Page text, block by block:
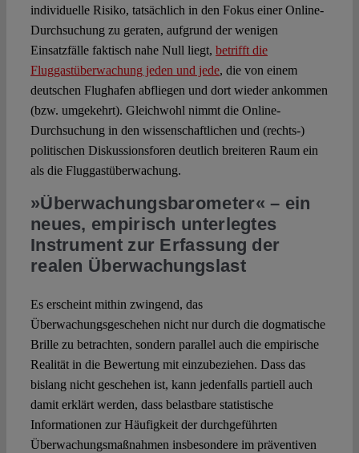
individuelle Risiko, tatsächlich in den Fokus einer Online-
Durchsuchung zu geraten, aufgrund der wenigen
Einsatzfälle faktisch nahe Null liegt, betrifft die
Fluggastüberwachung jeden und jede, die von einem
deutschen Flughafen abfliegen und dort wieder ankommen
(bzw. umgekehrt). Gleichwohl nimmt die Online-
Durchsuchung in den wissenschaftlichen und (rechts-)
politischen Diskussionsforen deutlich breiteren Raum ein
als die Fluggastüberwachung.
»Überwachungsbarometer« – ein
neues, empirisch unterlegtes
Instrument zur Erfassung der
realen Überwachungslast
Es erscheint mithin zwingend, das
Überwachungsgeschehen nicht nur durch die dogmatische
Brille zu betrachten, sondern parallel auch die empirische
Realität in die Bewertung mit einzubeziehen. Dass das
bislang nicht geschehen ist, kann jedenfalls partiell auch
damit erklärt werden, dass belastbare statistische
Informationen zur Häufigkeit der durchgeführten
Überwachungsmaßnahmen insbesondere im präventiven